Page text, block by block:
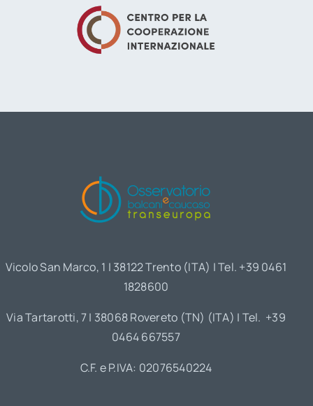
Vicolo San Marco, 1 | 38122 Trento (ITA) | Tel. +39 0461
1828600
Via Tartarotti, 7 | 38068 Rovereto (TN) (ITA) | Tel. +39
0464 667557
C.F. e P.IVA: 02076540224